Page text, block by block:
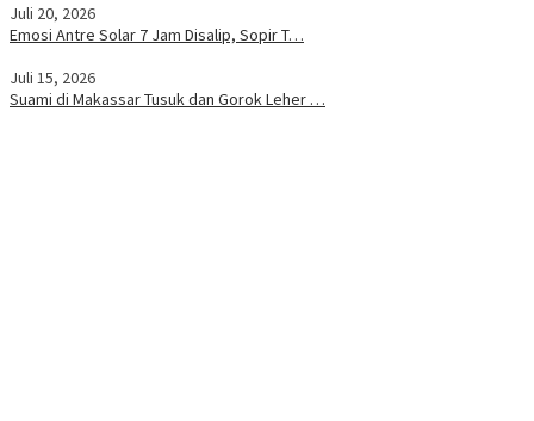
Juli 20, 2026
Emosi Antre Solar 7 Jam Disalip, Sopir T…
Juli 15, 2026
Suami di Makassar Tusuk dan Gorok Leher …